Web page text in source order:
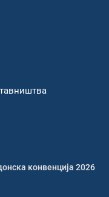
конвенција 2026